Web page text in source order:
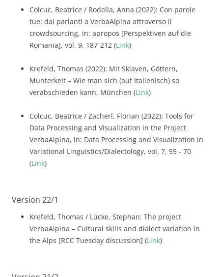
Colcuc, Beatrice / Rodella, Anna (2022): Con parole
tue: dai parlanti a VerbaAlpina attraverso il
crowdsourcing, in: apropos [Perspektiven auf die
Romania], vol. 9, 187-212 (Link)
Krefeld, Thomas (2022): Mit Sklaven, Göttern,
Munterkeit – Wie man sich (auf Italienisch) so
verabschieden kann, München (Link)
Colcuc, Beatrice / Zacherl, Florian (2022): Tools for
Data Processing and Visualization in the Project
VerbaAlpina, in: Data Processing and Visualization in
Variational Linguistics/Dialectology, vol. 7, 55 - 70
(Link)
Version 22/1
Krefeld, Thomas / Lücke, Stephan: The project
VerbaAlpina – Cultural skills and dialect variation in
the Alps [RCC Tuesday discussion] (Link)